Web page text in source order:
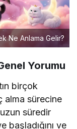
Ne Anlama Gelir?
Yorumu
birçok
alma sürecine
süredir
başladığını ve